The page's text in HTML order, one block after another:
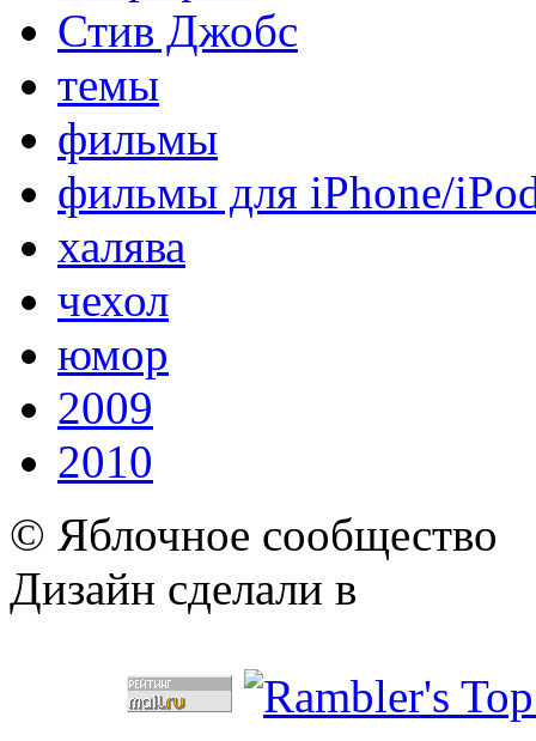
Стив Джобс
темы
фильмы
фильмы для iPhone/
халява
чехол
юмор
2009
2010
© Яблочное сообщество
Дизайн сделали в